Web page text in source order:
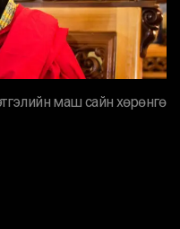
маш сайн хөрөнгө